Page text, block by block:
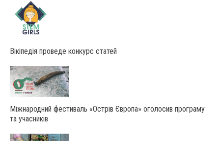
Вікіпедія проведе конкурс статей
Міжнародний фестиваль «Острів Європа» оголосив програму
та учасників